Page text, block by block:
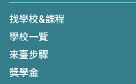
找學校&課程
學校一覽
來臺步驟
獎學金